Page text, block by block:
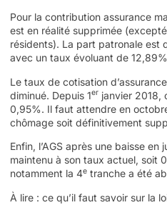
Pour la contribution assurance
est en réalité supprimée
résidents). La part patronale est
avec un taux évoluant de
Le taux de cotisation
diminué. Depuis 1er janvier 2018,
0,95%. Il faut attendre en
chômage soit définitivement
Enfin, l’AGS après une baisse en
maintenu à son taux actuel, soit
notamment la 4e tranche a été
À lire : ce qu’il faut savoir sur la